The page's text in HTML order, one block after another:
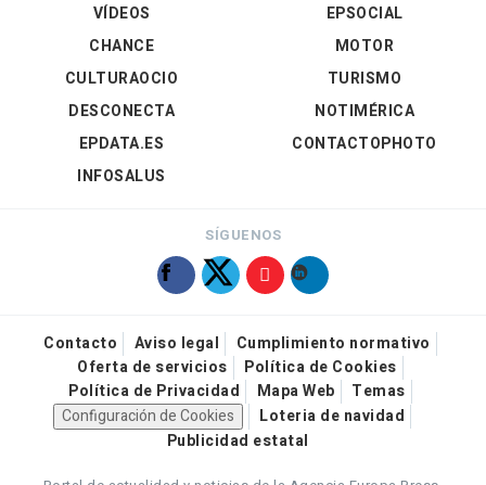
VÍDEOS
EPSOCIAL
CHANCE
CULTURAOCIO
DESCONECTA
EPDATA.ES
INFOSALUS
MOTOR
TURISMO
NOTIMÉRICA
CONTACTOPHOTO
SÍGUENOS
Contacto Aviso legal
Cumplimiento normativo
Oferta de servicios
Política de Cookies
Política de Privacidad
Mapa Web
Temas
Configuración de Cookies
Loteria de navidad
Publicidad estatal